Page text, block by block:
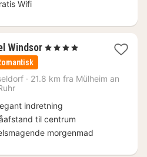
Wifi
Windsor1
516
, 4 Stjerner
· 21.8 km fra Mülheim an
indretning
til centrum
morgenmad